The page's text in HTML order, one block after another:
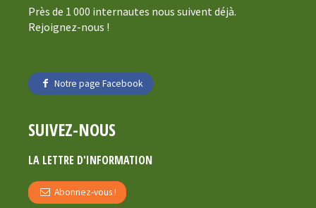
Près de 1 000 internautes nous suivent déjà.
Rejoignez-nous !
Notre page Facebook
SUIVEZ-NOUS
LA LETTRE D'INFORMATION
Abonnez-vous !